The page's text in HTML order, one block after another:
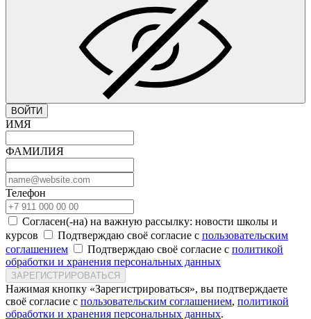
ВОЙТИ
ИМЯ
ФАМИЛИЯ
Телефон
Согласен(-на) на важную рассылку: новости школы и
курсов
Подтверждаю своё согласие с пользовательским
соглашением
Подтверждаю своё согласие с политикой
обработки и хранения персональных данных
ЗАРЕГИСТРИРОВАТЬСЯ
Нажимая кнопку «Зарегистрироваться», вы подтверждаете
своё согласие с пользовательским соглашением, политикой
обработки и хранения персональных данных.